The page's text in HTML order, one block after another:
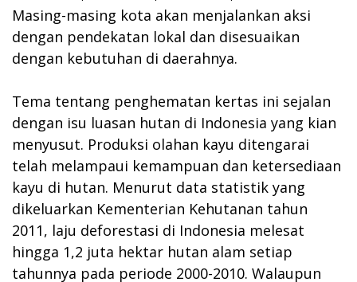
Masing-masing kota akan menjalankan aksi
dengan pendekatan lokal dan disesuaikan
dengan kebutuhan di daerahnya.
Tema tentang penghematan kertas ini sejalan
dengan isu luasan hutan di Indonesia yang kian
menyusut. Produksi olahan kayu ditengarai
telah melampaui kemampuan dan ketersediaan
kayu di hutan. Menurut data statistik yang
dikeluarkan Kementerian Kehutanan tahun
2011, laju deforestasi di Indonesia melesat
hingga 1,2 juta hektar hutan alam setiap
tahunnya pada periode 2000-2010. Walaupun